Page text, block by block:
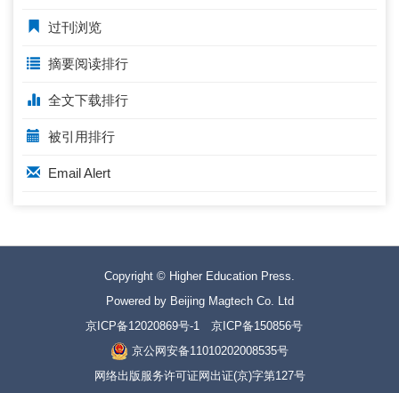
过刊浏览
摘要阅读排行
全文下载排行
被引用排行
Email Alert
Copyright © Higher Education Press.
Powered by Beijing Magtech Co. Ltd
京ICP备12020869号-1
京ICP备150856号
京公网安备11010202008535号
网络出版服务许可证网出证(京)字第127号